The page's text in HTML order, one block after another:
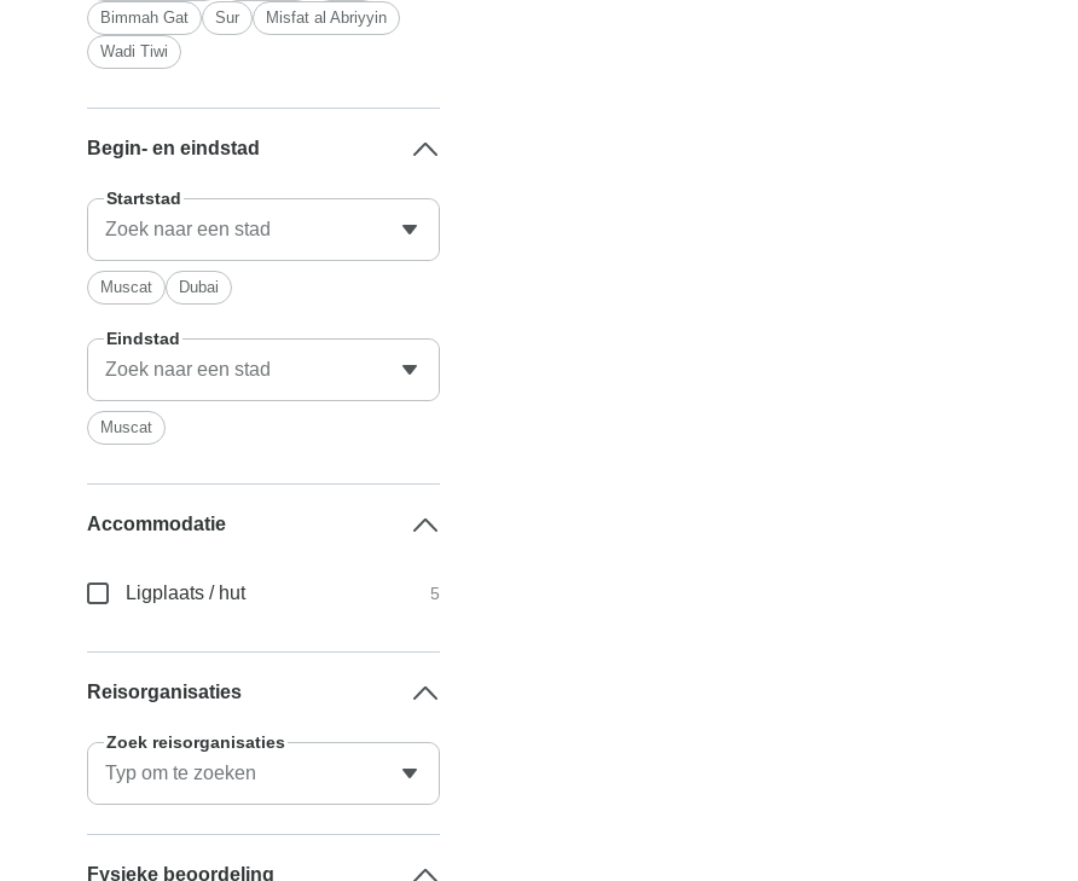
Bimmah Gat
Sur
Misfat al Abriyyin
Wadi Tiwi
Begin- en eindstad
Startstad
Muscat Dubai
Eindstad
Muscat
Accommodatie
Ligplaats / hut 5
Reisorganisaties
Zoek reisorganisaties
Fysieke beoordeling